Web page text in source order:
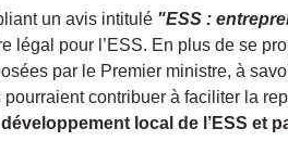
un avis intitulé "ESS :
légal pour l’ESS. En plus de se
par le Premier ministre, à
contribuer à faciliter la
local de l’ESS et